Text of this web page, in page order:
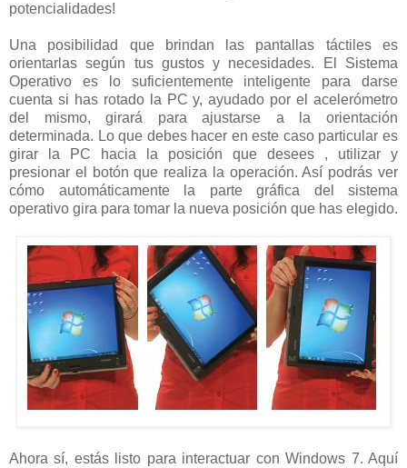
potencialidades!
Una posibilidad que brindan las pantallas táctiles es
orientarlas según tus gustos y necesidades. El Sistema
Operativo es lo suficientemente inteligente para darse
cuenta si has rotado la PC y, ayudado por el acelerómetro
del mismo, girará para ajustarse a la orientación
determinada. Lo que debes hacer en este caso particular es
girar la PC hacia la posición que desees , utilizar y
presionar el botón que realiza la operación. Así podrás ver
cómo automáticamente la parte gráfica del sistema
operativo gira para tomar la nueva posición que has elegido.
Ahora sí, estás listo para interactuar con Windows 7. Aquí